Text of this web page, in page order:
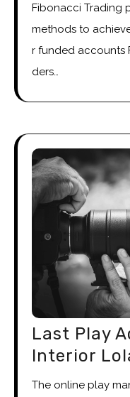
Fibonacci Trading
methods to
r funded accounts
ders…
Last Play
Interior
The online play